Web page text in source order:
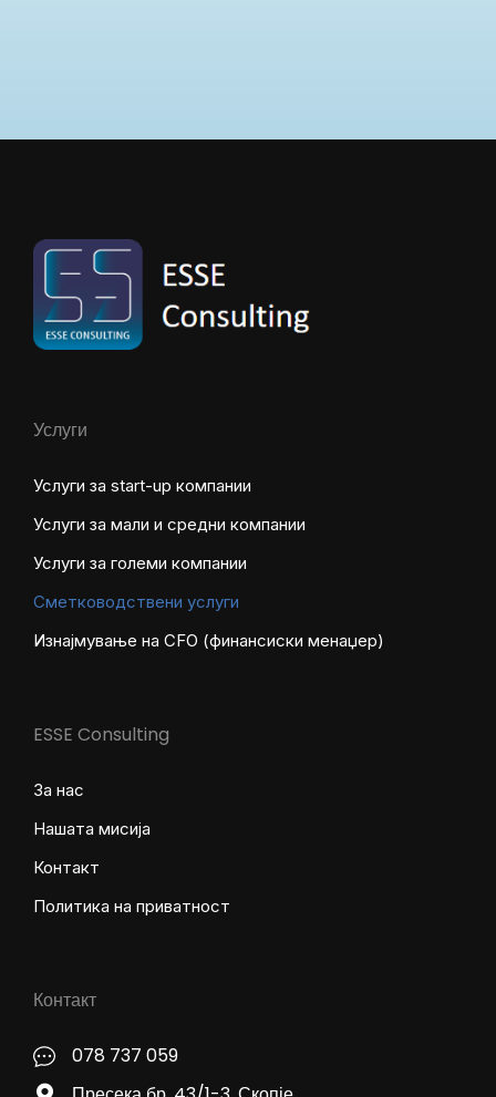
Услуги
Услуги за start-up компании
Услуги за мали и средни компании
Услуги за големи компании
Сметководствени услуги
Изнајмување на CFO (финансиски менаџер)
ESSE Consulting
За нас
Нашата мисија
Контакт
Политика на приватност
Контакт
078 737 059